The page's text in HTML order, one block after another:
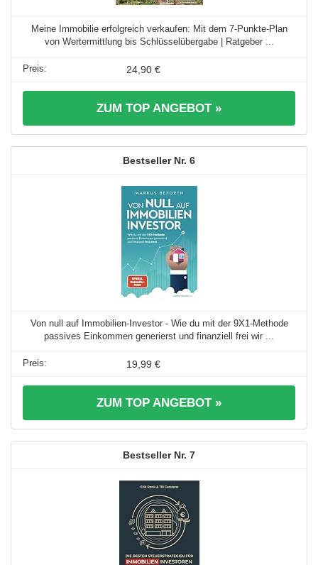
Meine Immobilie erfolgreich verkaufen: Mit dem 7-Punkte-Plan
von Wertermittlung bis Schlüsselübergabe | Ratgeber ...
24,90 €
ZUM TOP ANGEBOT »
6
Von null auf Immobilien-Investor - Wie du mit der 9X1-Methode
passives Einkommen generierst und finanziell frei wir ...
19,99 €
ZUM TOP ANGEBOT »
7